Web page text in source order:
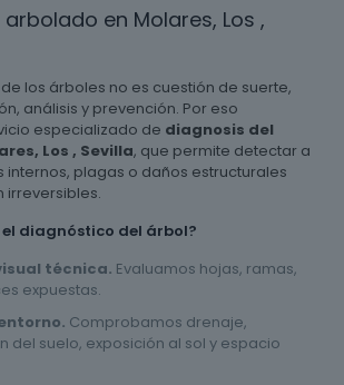
en Molares, Los ,
los árboles no es cuestión de suerte,
análisis y prevención. Por eso
especializado de diagnosis del
Los , Sevilla, que permite detectar a
plagas o daños estructurales
irreversibles.
diagnóstico del árbol?
técnica. Evaluamos hojas, ramas,
expuestas.
Comprobamos drenaje,
del suelo, exposición al sol y espacio